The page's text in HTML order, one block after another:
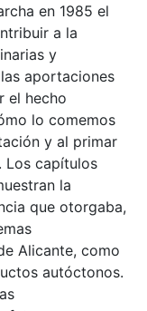
en 1985 el
a la
y
aportaciones
el hecho
lo comemos
y al primar
Los capítulos
la
que otorgaba,
Alicante, como
autóctonos.